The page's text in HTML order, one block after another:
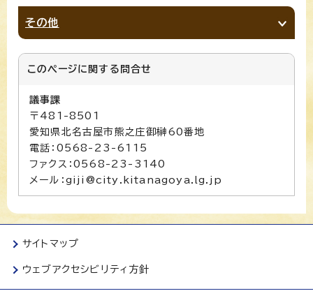
その他
このページに関する 問合せ
議事課
〒481-8501
愛知県北名古屋市熊之庄御榊60番地
電話：0568-23-6115
ファクス：0568-23-3140
メール：giji@city.kitanagoya.lg.jp
サイトマップ
ウェブアクセシビリティ方針